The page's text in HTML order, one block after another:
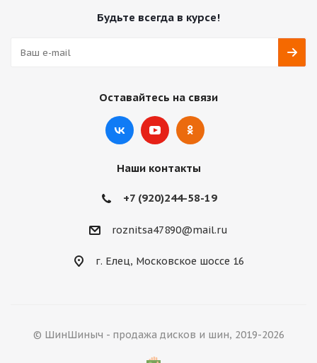
Будьте всегда в курсе!
Оставайтесь на связи
Наши контакты
+7 (920)244-58-19
roznitsa47890@mail.ru
г. Елец, Московское шоссе 16
© ШинШиныч - продажа дисков и шин, 2019-2026